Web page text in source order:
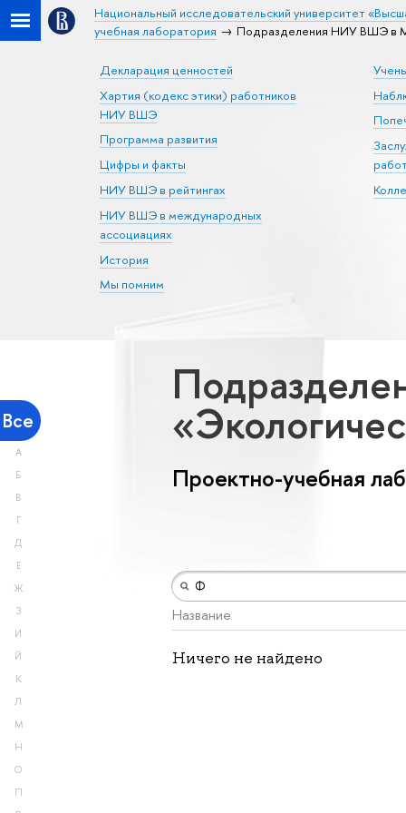
Национальный исследовательский университет
учебная лаборатория
Подразделения НИУ ВШЭ в
Декларация ценностей
Хартия (кодекс этики) работников
НИУ ВШЭ
Программа развития
Цифры и факты
НИУ ВШЭ в рейтингах
НИУ ВШЭ в международных
ассоциациях
История
Мы помним
Все
А
Б
В
Г
Д
Е
Ж
З
И
Й
К
Л
М
Н
О
П
Проектно-учебная
Название
Ничего не найдено